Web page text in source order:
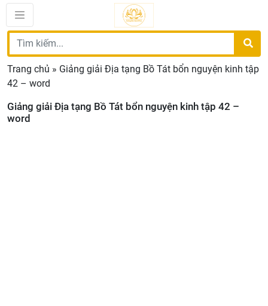
Trang chủ » Giảng giải Địa tạng Bồ Tát bổn nguyện kinh tập
42 – word
Giảng giải Địa tạng Bồ Tát bổn nguyện kinh tập 42 –
word